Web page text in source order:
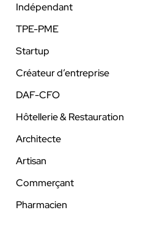
Indépendant
TPE-PME
Startup
Créateur d’entreprise
DAF-CFO
Hôtellerie & Restauration
Architecte
Artisan
Commerçant
Pharmacien